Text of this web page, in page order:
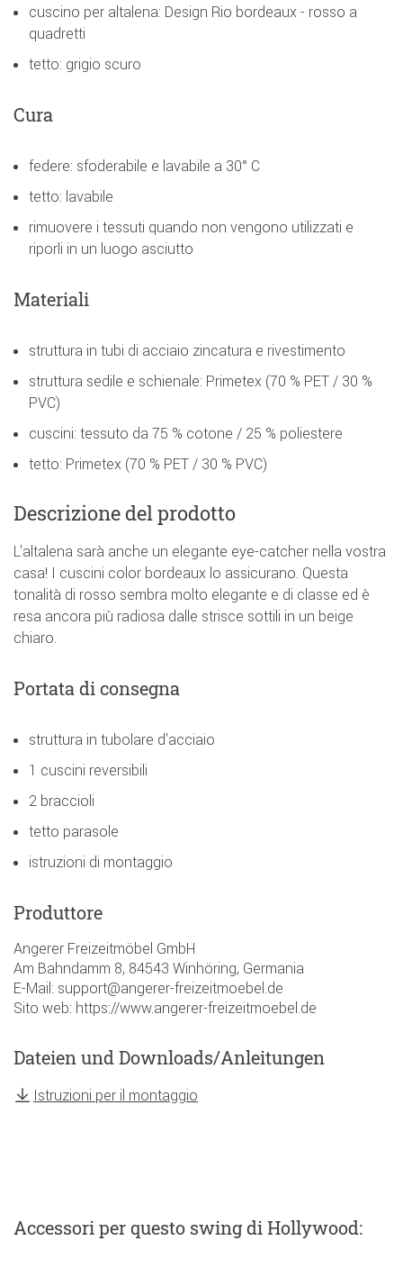
cuscino per altalena: Design Rio bordeaux - rosso a
quadretti
tetto: grigio scuro
Cura
federe: sfoderabile e lavabile a 30° C
tetto: lavabile
rimuovere i tessuti quando non vengono utilizzati e
riporli in un luogo asciutto
Materiali
struttura in tubi di acciaio zincatura e rivestimento
struttura sedile e schienale: Primetex (70 % PET / 30 %
PVC)
cuscini: tessuto da 75 % cotone / 25 % poliestere
tetto: Primetex (70 % PET / 30 % PVC)
Descrizione del prodotto
L'altalena sarà anche un elegante eye-catcher nella vostra
casa! I cuscini color bordeaux lo assicurano. Questa
tonalità di rosso sembra molto elegante e di classe ed è
resa ancora più radiosa dalle strisce sottili in un beige
chiaro.
Portata di consegna
struttura in tubolare d'acciaio
1 cuscini reversibili
2 braccioli
tetto parasole
istruzioni di montaggio
Produttore
Angerer Freizeitmöbel GmbH
Am Bahndamm 8, 84543 Winhöring, Germania
E-Mail: support@angerer-freizeitmoebel.de
Sito web: https://www.angerer-freizeitmoebel.de
Dateien und Downloads/Anleitungen
Istruzioni per il montaggio
Accessoriper questo swing di Hollywood: